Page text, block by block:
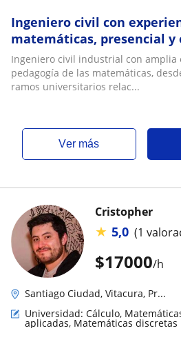
Ingeniero civil con
matemáticas, presencial y
niveles
Ingeniero civil industrial con amplia
pedagogía de las matemáticas,
ramos universitarios relac...
ver más
$17000/h
Cristopher
★ 5,0 (1
Santiago Ciudad, Vitacura, Pr...
Universidad: Cálculo,
aplicadas, Matemáticas discretas